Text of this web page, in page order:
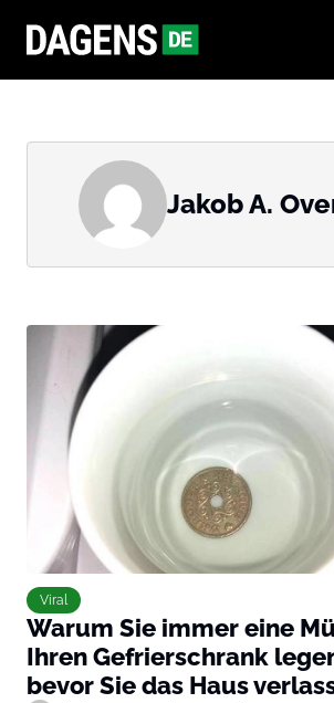
Jakob A.
Viral
Warum Sie immer eine
Ihren Gefrierschrank
bevor Sie das Haus